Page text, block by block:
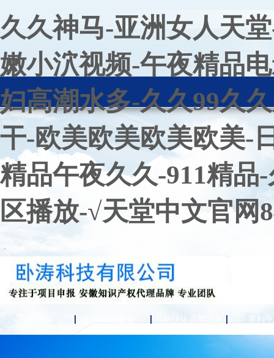
久久神马-亚洲女人天
嫩小泬视频-午夜精品
妇高潮水多-久久99久
干-欧美欧美欧美欧美-
精品午夜久久-911精品
区播放-√天堂中文官网
.
高新技術企業認定 專利